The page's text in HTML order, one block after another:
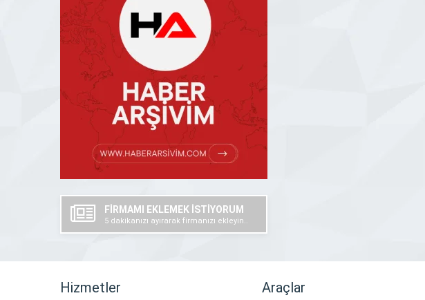
FİRMAMI EKLEMEK İSTİYORUM
5 dakikanızı ayırarak firmanızı ekleyin..
Hizmetler Araçlar